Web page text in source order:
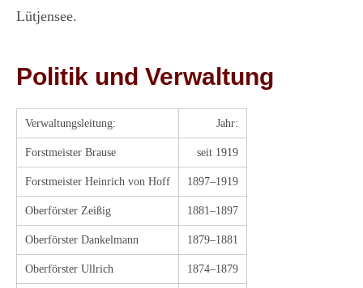
Lütjensee.
Politik und Verwaltung
Verwaltungsleitung: Jahr:
Forstmeister Brause seit 1919
Forstmeister Heinrich von Hoff 1897–1919
Oberförster Zeißig 1881–1897
Oberförster Dankelmann 1879–1881
Oberförster Ullrich 1874–1879